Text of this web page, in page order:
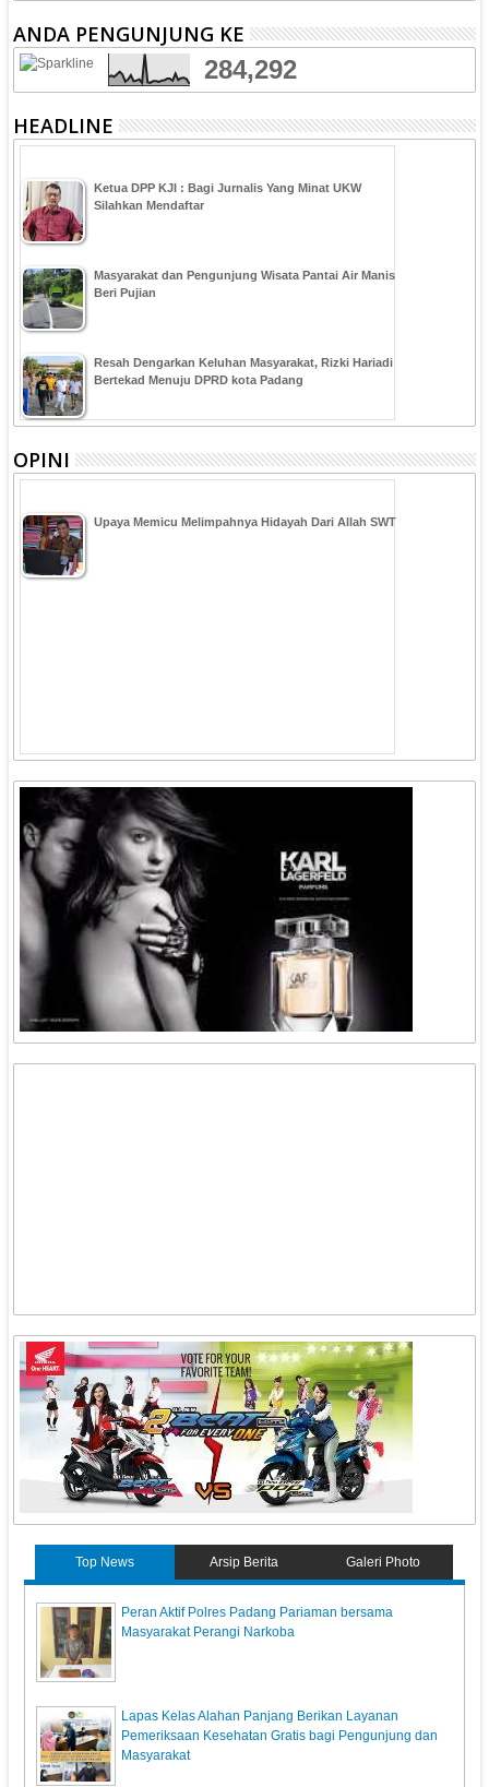
ANDA PENGUNJUNG KE
284,292
HEADLINE
Ketua DPP KJI : Bagi Jurnalis Yang Minat UKW
Silahkan Mendaftar
Masyarakat dan Pengunjung Wisata Pantai Air Manis
Beri Pujian
Resah Dengarkan Keluhan Masyarakat, Rizki Hariadi
Bertekad Menuju DPRD kota Padang
OPINI
Upaya Memicu Melimpahnya Hidayah Dari Allah SWT
Top News Arsip Berita Galeri Photo
Peran Aktif Polres Padang Pariaman bersama
Masyarakat Perangi Narkoba
Lapas Kelas Alahan Panjang Berikan Layanan
Pemeriksaan Kesehatan Gratis bagi Pengunjung dan
Masyarakat